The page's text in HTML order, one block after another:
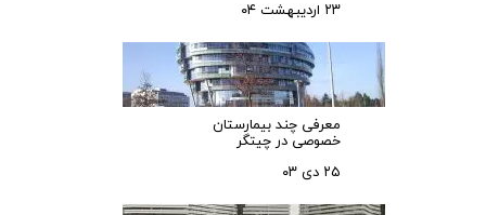
۲۳ اردیبهشت ۰۴
معرفی چند بیمارستان
خصوصی در چیتگر
۲۵ دی ۰۳